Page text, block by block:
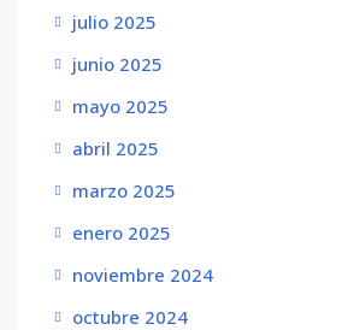
julio 2025
junio 2025
mayo 2025
abril 2025
marzo 2025
enero 2025
noviembre 2024
octubre 2024